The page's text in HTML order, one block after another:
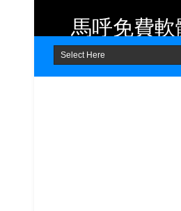
Home About
馬呼免費軟
提供 Android、iOS 好用的
程式及 Windows 免費軟體